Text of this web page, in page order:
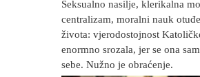
Seksualno nasilje, klerikalna
centralizam, moralni nauk
života: vjerodostojnost
enormno srozala, jer se ona
sebe. Nužno je obraćenje.